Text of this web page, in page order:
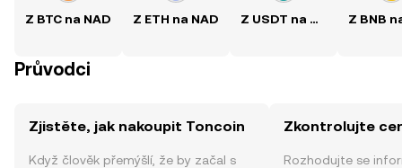
Z BTC na NAD Z ETH na NAD Z USDT na NAD
Průvodci
Zjistěte, jak nakoupit Toncoin
Když člověk přemýšlí, že by začal s
Zkontrolujte
Rozhodujte se